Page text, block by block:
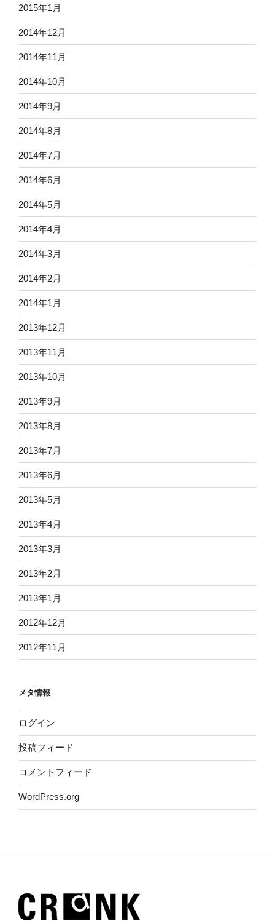
2015年1月
2014年12月
2014年11月
2014年10月
2014年9月
2014年8月
2014年7月
2014年6月
2014年5月
2014年4月
2014年3月
2014年2月
2014年1月
2013年12月
2013年11月
2013年10月
2013年9月
2013年8月
2013年7月
2013年6月
2013年5月
2013年4月
2013年3月
2013年2月
2013年1月
2012年12月
2012年11月
メタ情報
ログイン
投稿フィード
コメントフィード
WordPress.org